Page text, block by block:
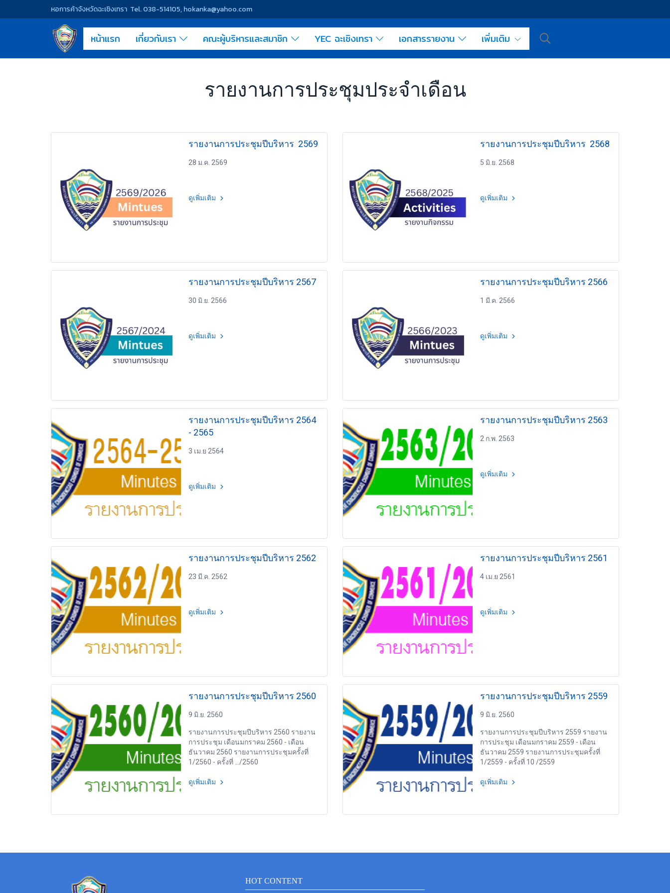
หอการค้าจังหวัดฉะเชิงเทรา Tel. 038-514105, hokanka@yahoo.com
หน้าแรก เกี่ยวกับเรา คณะผู้บริหารและสมาชิก YEC ฉะเชิงเทรา เอกสารรายงาน เพิ่มเติม
รายงานการประชุมประจำเดือน
รายงานการประชุมปีบริหาร 2569
28 ม.ค. 2569
ดูเพิ่มเติม
รายงานการประชุมปีบริหาร 2568
5 มิ.ย. 2568
ดูเพิ่มเติม
รายงานการประชุมปีบริหาร 2567
30 มิ.ย. 2566
ดูเพิ่มเติม
รายงานการประชุมปีบริหาร 2566
1 มี.ค. 2566
ดูเพิ่มเติม
รายงานการประชุมปีบริหาร 2564
- 2565
3 เม.ย 2564
ดูเพิ่มเติม
รายงานการประชุมปีบริหาร 2563
2 ก.พ. 2563
ดูเพิ่มเติม
รายงานการประชุมปีบริหาร 2562
23 มี.ค. 2562
ดูเพิ่มเติม
รายงานการประชุมปีบริหาร 2561
4 เม.ย 2561
ดูเพิ่มเติม
รายงานการประชุมปีบริหาร 2560
9 มิ.ย. 2560
รายงานการประชุมปีบริหาร 2560 รายงาน
การประชุม เดือนมกราคม 2560 - เดือน
ธันวาคม 2560 รายงานการประชุมครั้งที่
1/2560 - ครั้งที่ .../2560
ดูเพิ่มเติม
รายงานการประชุมปีบริหาร 2559
9 มิ.ย. 2560
รายงานการประชุมปีบริหาร 2559 รายงาน
การประชุม เดือนมกราคม 2559 - เดือน
ธันวาคม 2559 รายงานการประชุมครั้งที่
1/2559 - ครั้งที่ 10 /2559
ดูเพิ่มเติม
HOT CONTENT